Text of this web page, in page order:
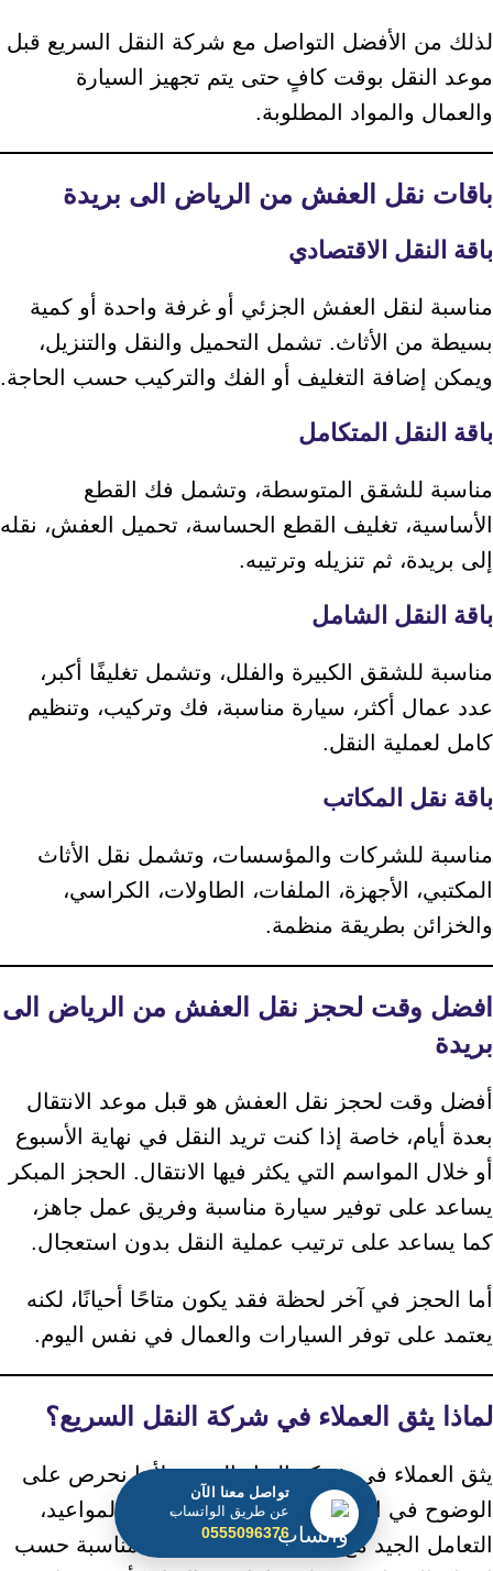
تواصل معنا الآن
عن طريق الواتساب
0555096376
لذلك من الأفضل التواصل مع شركة النقل السريع قبل
موعد النقل بوقت كافٍ حتى يتم تجهيز السيارة
والعمال والمواد المطلوبة.
باقات نقل العفش من الرياض الى بريدة
باقة النقل الاقتصادي
مناسبة لنقل العفش الجزئي أو غرفة واحدة أو كمية
بسيطة من الأثاث. تشمل التحميل والنقل والتنزيل،
ويمكن إضافة التغليف أو الفك والتركيب حسب الحاجة.
باقة النقل المتكامل
مناسبة للشقق المتوسطة، وتشمل فك القطع
الأساسية، تغليف القطع الحساسة، تحميل العفش، نقله
إلى بريدة، ثم تنزيله وترتيبه.
باقة النقل الشامل
مناسبة للشقق الكبيرة والفلل، وتشمل تغليفًا أكبر،
عدد عمال أكثر، سيارة مناسبة، فك وتركيب، وتنظيم
كامل لعملية النقل.
باقة نقل المكاتب
مناسبة للشركات والمؤسسات، وتشمل نقل الأثاث
المكتبي، الأجهزة، الملفات، الطاولات، الكراسي،
والخزائن بطريقة منظمة.
افضل وقت لحجز نقل العفش من الرياض الى
بريدة
أفضل وقت لحجز نقل العفش هو قبل موعد الانتقال
بعدة أيام، خاصة إذا كنت تريد النقل في نهاية الأسبوع
أو خلال المواسم التي يكثر فيها الانتقال. الحجز المبكر
يساعد على توفير سيارة مناسبة وفريق عمل جاهز،
كما يساعد على ترتيب عملية النقل بدون استعجال.
أما الحجز في آخر لحظة فقد يكون متاحًا أحيانًا، لكنه
يعتمد على توفر السيارات والعمال في نفس اليوم.
لماذا يثق العملاء في شركة النقل السريع؟
يثق العملاء في شركة النقل السريع لأننا نحرص على
الوضوح في السعر، الالتزام قدر الإمكان بالمواعيد،
التعامل الجيد مع العفش، وتوفير خدمة مناسبة حسب